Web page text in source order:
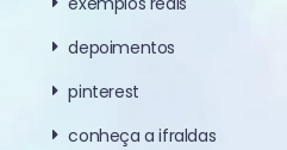
depoimentos
pinterest
conheça a ifraldas